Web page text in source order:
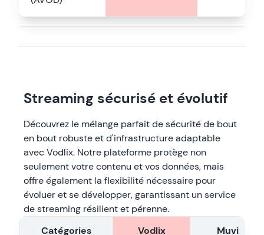
Streaming sécurisé et évolutif
Découvrez le mélange parfait de sécurité de bout
en bout robuste et d'infrastructure adaptable
avec Vodlix. Notre plateforme protège non
seulement votre contenu et vos données, mais
offre également la flexibilité nécessaire pour
évoluer et se développer, garantissant un service
de streaming résilient et pérenne.
Catégories
Vodlix Muvi